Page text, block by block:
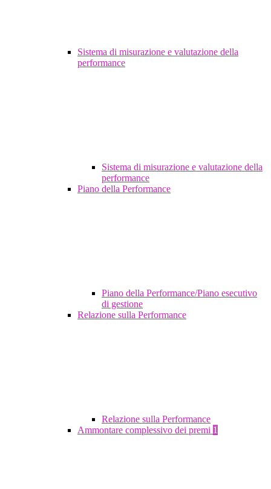
Sistema di misurazione e valutazione della
performance
Sistema di misurazione e valutazione della
performance
Piano della Performance
Piano della Performance/Piano esecutivo
di gestione
Relazione sulla Performance
Relazione sulla Performance
Ammontare complessivo dei premi 1